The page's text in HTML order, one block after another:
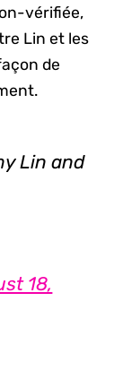
vérifiée,
Lin et les
de
Lin and
18,